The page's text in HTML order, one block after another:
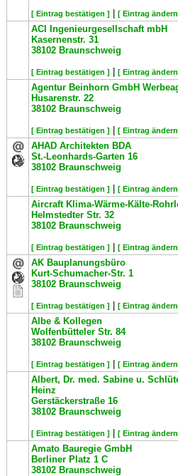
[ Eintrag bestätigen ] [ Eintrag
ACI Ingenieurgesellschaft mbH
Kasernenstr. 31
38102 Braunschweig
[ Eintrag bestätigen ] [ Eintrag
Agentur Beinhorn GmbH
Husarenstr. 22
38102 Braunschweig
[ Eintrag bestätigen ] [ Eintrag
AHAD Architekten BDA
St.-Leonhards-Garten 16
38102 Braunschweig
[ Eintrag bestätigen ] [ Eintrag
Aircraft Klima-Wärme-Kälte-
Helmstedter Str. 32
38102 Braunschweig
[ Eintrag bestätigen ] [ Eintrag
AK Bauplanungsbüro
Kurt-Schumacher-Str. 1
38102 Braunschweig
[ Eintrag bestätigen ] [ Eintrag
Albe & Kollegen
Wolfenbütteler Str. 84
38102 Braunschweig
[ Eintrag bestätigen ] [ Eintrag
Albert, Dr. med. Sabine u.
Heinz
Gerstäckerstraße 16
38102 Braunschweig
[ Eintrag bestätigen ] [ Eintrag
Amato Bauregie GmbH
Berliner Platz 1 C
38102 Braunschweig